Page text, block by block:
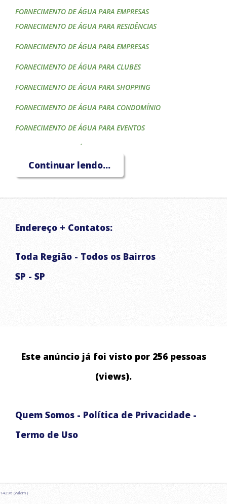
FORNECIMENTO DE ÁGUA PARA EMPRESAS
FORNECIMENTO DE ÁGUA PARA RESIDÊNCIAS
FORNECIMENTO DE ÁGUA PARA EMPRESAS
FORNECIMENTO DE ÁGUA PARA CLUBES
FORNECIMENTO DE ÁGUA PARA SHOPPING
FORNECIMENTO DE ÁGUA PARA CONDOMÍNIO
FORNECIMENTO DE ÁGUA PARA EVENTOS
FORNECIMENTO DE ÁGUA PARA CONSTRUTORAS
FORNECIMENTO DE ÁGUA PARA HOTÉIS
FORNECIMENTO DE ÁGUA PARA IRRIGAÇÃO
ABASTECIMENTO EMERGENCIAL
CHUVAS ARTIFICIAIS PARA EVENTOS E FILMAGENS
Continuar lendo...
Endereço + Contatos:
Toda Região - Todos os Bairros
SP - SP
Este anúncio já foi visto por 256 pessoas
(views).
Quem Somos - Política de Privacidade -
Termo de Uso
14296 (William )